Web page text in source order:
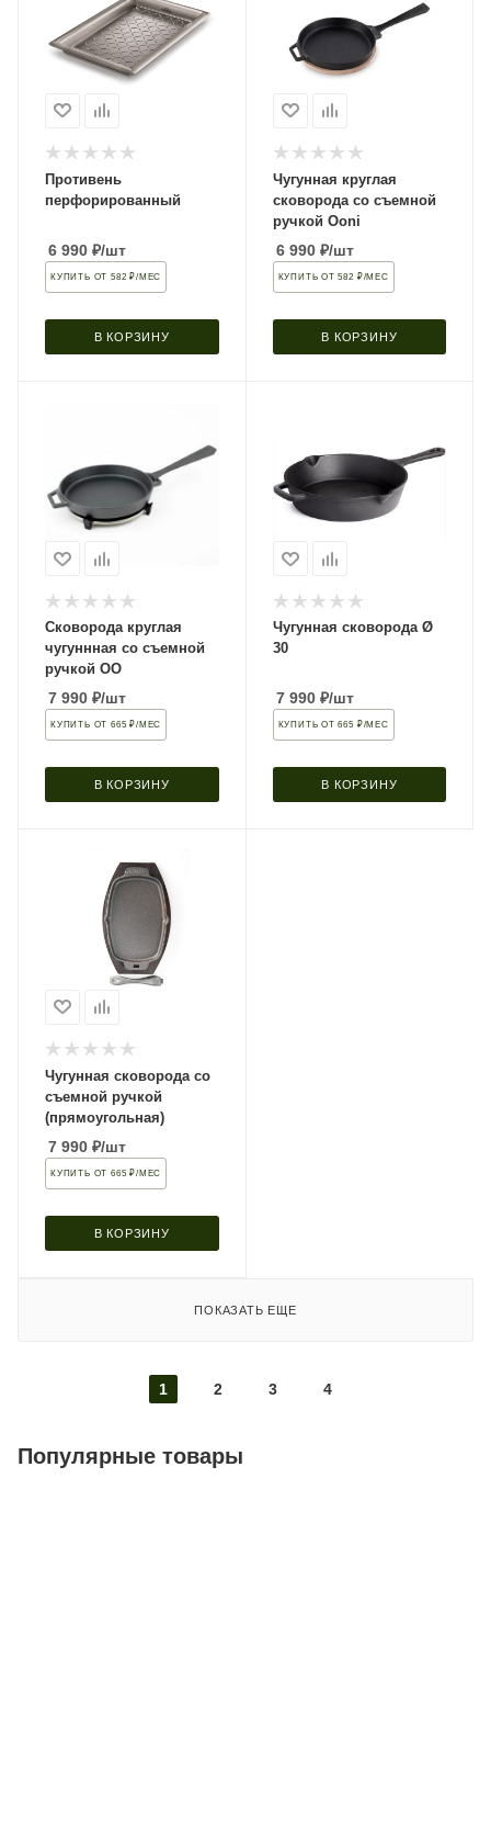
Противень
перфорированный
6 990 ₽/шт
КУПИТЬ ОТ 582 ₽/МЕС
В КОРЗИНУ
Чугунная круглая
сковорода со съемной
ручкой Ooni
6 990₽/шт
КУПИТЬ ОТ 582 ₽/МЕС
В КОРЗИНУ
Сковорода круглая
чугуннная со съемной
ручкой OO
7 990 ₽/шт
КУПИТЬ ОТ 665 ₽/МЕС
В КОРЗИНУ
Чугунная сковорода Ø
30
7 990₽/шт
КУПИТЬ ОТ 665 ₽/МЕС
В КОРЗИНУ
Чугунная сковорода со
съемной ручкой
(прямоугольная)
7 990 ₽/шт
КУПИТЬ ОТ 665 ₽/МЕС
В КОРЗИНУ
ПОКАЗАТЬ ЕЩЕ
1 2 3 4
Популярные товары